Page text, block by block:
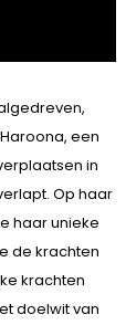
een
in
Op haar
haar unieke
de krachten
krachten
doelwit van